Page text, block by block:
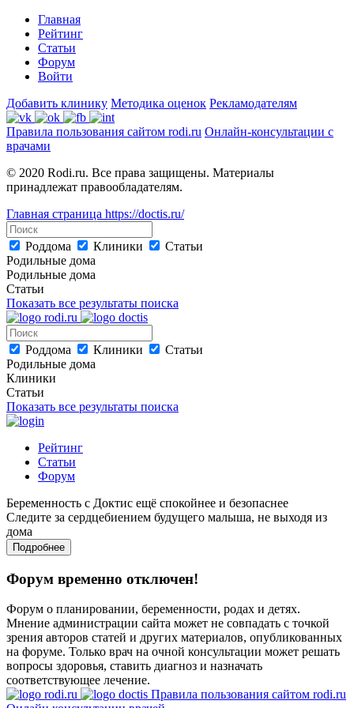
Главная
Рейтинг
Статьи
Форум
Войти
Добавить клинику Методика оценок Рекламодателям
Правила пользования сайтом rodi.ru Онлайн-консультации с
врачами
© 2020 Rodi.ru. Все права защищены. Материалы
принадлежат правообладателям.
Главная страница https://doctis.ru/
Роддома Клиники
Статьи
Родильные дома
Родильные дома
Статьи
Показать все результаты поиска
Роддома Клиники
Статьи
Родильные дома
Клиники
Статьи
Показать все результаты поиска
Рейтинг
Статьи
Форум
Беременность с Доктис ещё спокойнее и безопаснее
Следите за сердцебиением будущего малыша, не выходя из
дома
Подробнее
Форум временно отключен!
Форум о планировании, беременности, родах и детях.
Мнение администрации сайта может не совпадать с точкой
зрения авторов статей и других материалов, опубликованных
на форуме. Только врач на очной консультации может решать
вопросы здоровья, ставить диагноз и назначать
соответствующее лечение.
Правила пользования сайтом rodi.ru